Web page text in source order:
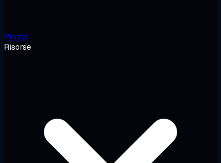
Prezzi
Risorse